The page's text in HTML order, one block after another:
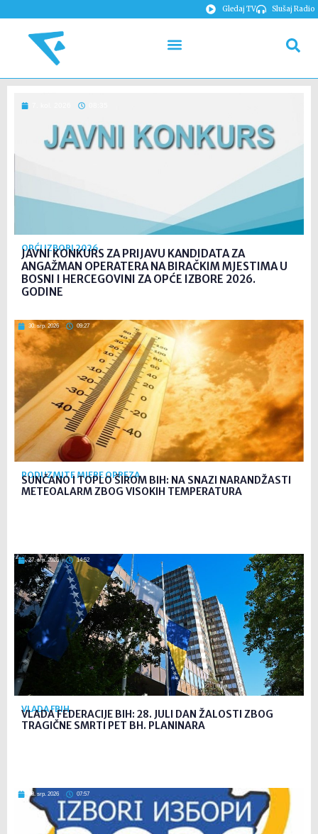
Gledaj TV Slušaj Radio
OPĆI IZBORI 2026
JAVNI KONKURS ZA PRIJAVU KANDIDATA ZA
ANGAŽMAN OPERATERA NA BIRAČKIM MJESTIMA U
BOSNI I HERCEGOVINI ZA OPĆE IZBORE 2026.
GODINE
30. srp. 2026 09:27
PODUZMITE MJERE OPREZA
SUNČANO I TOPLO ŠIROM BIH: NA SNAZI NARANDŽASTI
METEOALARM ZBOG VISOKIH TEMPERATURA
27. srp. 2026 14:52
VLADA FBIH
VLADA FEDERACIJE BIH: 28. JULI DAN ŽALOSTI ZBOG
TRAGIČNE SMRTI PET BH. PLANINARA
18. srp. 2026 07:57